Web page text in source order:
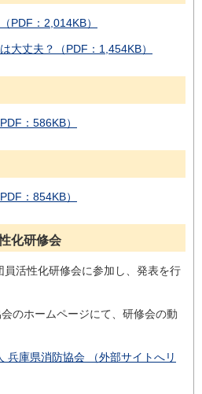
（PDF：2,014KB）
大丈夫？（PDF：1,454KB）
：586KB）
：854KB）
化研修会
活性化研修会に参加し、発表を行
のホームページにて、研修会の動
兵庫県消防協会 （外部サイトへリ